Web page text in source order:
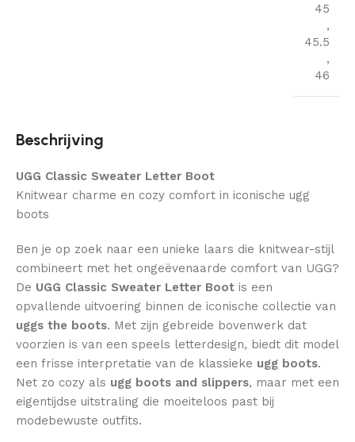
45
,
45.5
,
46
Beschrijving
UGG Classic Sweater Letter Boot
Knitwear charme en cozy comfort in iconische ugg
boots
Ben je op zoek naar een unieke laars die knitwear-stijl
combineert met het ongeëvenaarde comfort van UGG?
De UGG Classic Sweater Letter Boot is een
opvallende uitvoering binnen de iconische collectie van
uggs the boots. Met zijn gebreide bovenwerk dat
voorzien is van een speels letterdesign, biedt dit model
een frisse interpretatie van de klassieke ugg boots.
Net zo cozy als ugg boots and slippers, maar met een
eigentijdse uitstraling die moeiteloos past bij
modebewuste outfits.